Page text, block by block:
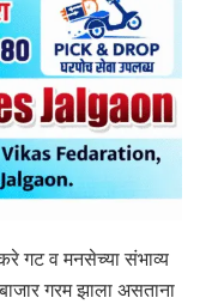
गट व मनसेच्या संभाव्य
गरम झाला असताना